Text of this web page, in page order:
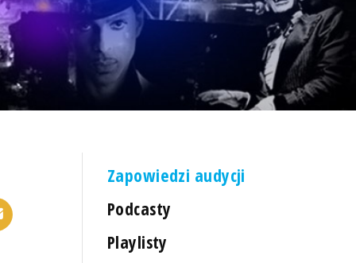
Zapowiedzi audycji
Podcasty
Playlisty